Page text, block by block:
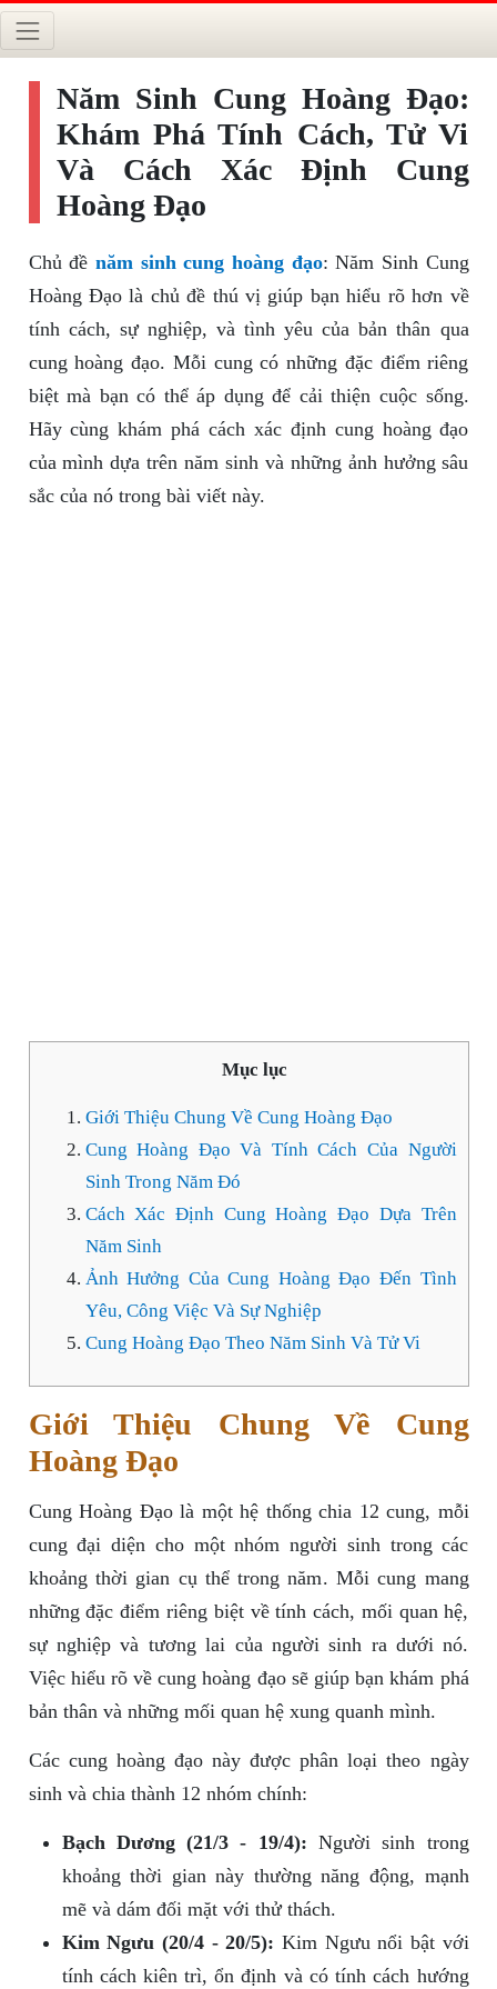
Năm Sinh Cung Hoàng Đạo:
Khám Phá Tính Cách, Tử Vi
Và Cách Xác Định Cung
Hoàng Đạo
Chủ đề năm sinh cung hoàng đạo: Năm Sinh Cung
Hoàng Đạo là chủ đề thú vị giúp bạn hiểu rõ hơn về
tính cách, sự nghiệp, và tình yêu của bản thân qua
cung hoàng đạo. Mỗi cung có những đặc điểm riêng
biệt mà bạn có thể áp dụng để cải thiện cuộc sống.
Hãy cùng khám phá cách xác định cung hoàng đạo
của mình dựa trên năm sinh và những ảnh hưởng sâu
sắc của nó trong bài viết này.
Mục lục
Giới Thiệu Chung Về Cung Hoàng Đạo
Cung Hoàng Đạo Và Tính Cách Của Người
Sinh Trong Năm Đó
Cách Xác Định Cung Hoàng Đạo Dựa Trên
Năm Sinh
Ảnh Hưởng Của Cung Hoàng Đạo Đến Tình
Yêu, Công Việc Và Sự Nghiệp
Cung Hoàng Đạo Theo Năm Sinh Và Tử Vi
Giới Thiệu Chung Về Cung
Hoàng Đạo
Cung Hoàng Đạo là một hệ thống chia 12 cung, mỗi
cung đại diện cho một nhóm người sinh trong các
khoảng thời gian cụ thể trong năm. Mỗi cung mang
những đặc điểm riêng biệt về tính cách, mối quan hệ,
sự nghiệp và tương lai của người sinh ra dưới nó.
Việc hiểu rõ về cung hoàng đạo sẽ giúp bạn khám phá
bản thân và những mối quan hệ xung quanh mình.
Các cung hoàng đạo này được phân loại theo ngày
sinh và chia thành 12 nhóm chính:
Bạch Dương (21/3 - 19/4): Người sinh trong
khoảng thời gian này thường năng động, mạnh
mẽ và dám đối mặt với thử thách.
Kim Ngưu (20/4 - 20/5): Kim Ngưu nổi bật với
tính cách kiên trì, ổn định và có tính cách hướng